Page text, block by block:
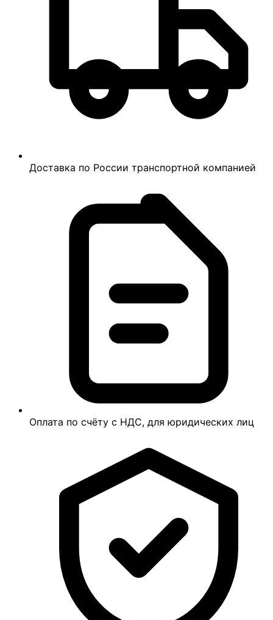
Доставка по России транспортной компанией
Оплата по счёту с НДС, для юридических лиц